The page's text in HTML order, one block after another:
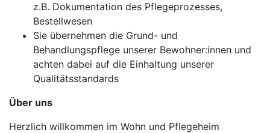
z.B. Dokumentation des Pflegeprozesses,
Bestellwesen
Sie übernehmen die Grund- und
Behandlungspflege unserer Bewohner:innen und
achten dabei auf die Einhaltung unserer
Qualitätsstandards
Über uns
Herzlich willkommen im Wohn und Pflegeheim